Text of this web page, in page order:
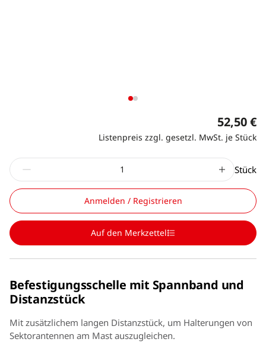
52,50 €
Listenpreis zzgl. gesetzl. MwSt. je Stück
Stück
Anmelden / Registrieren
Auf den Merkzettel
Befestigungsschelle mit Spannband und
Distanzstück
Mit zusätzlichem langen Distanzstück, um Halterungen von
Sektorantennen am Mast auszugleichen.